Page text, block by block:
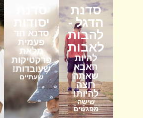
סדנת
הדגל -
להבות
לאבות
להיות
האבא
שאתה
רוצה
להיות!
שישה
מפגשים
סדנת
יסודות
סדנא חד
פעמית
מלאת
פרקטיקות
שעובדות!
שעתיים